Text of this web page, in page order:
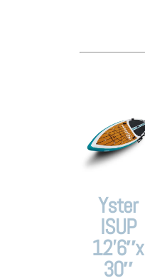
Yster
ISUP
12’6″x
30″